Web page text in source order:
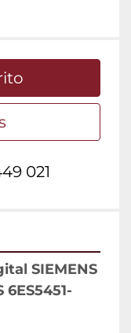
021
SIEMENS
6ES5451-